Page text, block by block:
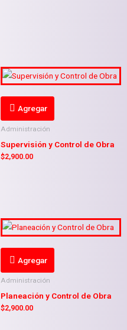
Agregar
Administración
Supervisión y Control de Obra
$2,900.00
Agregar
Administración
Planeación y Control de Obra
$2,900.00